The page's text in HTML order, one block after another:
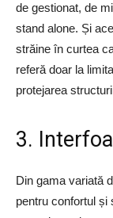
de gestionat, de
stand alone. Și
străine în curtea
referă doar la
protejarea
3.
Din gama variată
pentru confortul și